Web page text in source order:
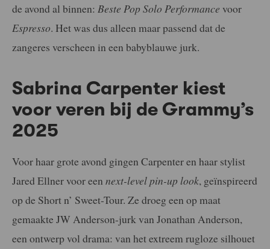
de avond al binnen: Beste Pop Solo Performance voor
Espresso. Het was dus alleen maar passend dat de
zangeres verscheen in een babyblauwe jurk.
Sabrina Carpenter kiest
voor veren bij de Grammy’s
2025
Voor haar grote avond gingen Carpenter en haar stylist
Jared Ellner voor een next-level pin-up look, geïnspireerd
op de Short n’ Sweet-Tour. Ze droeg een op maat
gemaakte JW Anderson-jurk van Jonathan Anderson,
een ontwerp vol drama: van het extreem rugloze silhouet